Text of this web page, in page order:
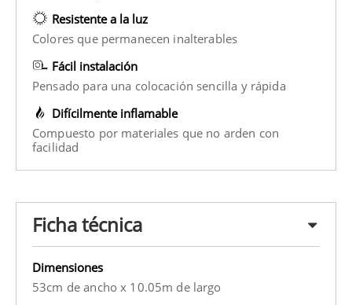
Resistente a la luz
Colores que permanecen inalterables
Fácil instalación
Pensado para una colocación sencilla y rápida
Difícilmente inflamable
Compuesto por materiales que no arden con
facilidad
Ficha técnica
Dimensiones
53cm de ancho x 10.05m de largo